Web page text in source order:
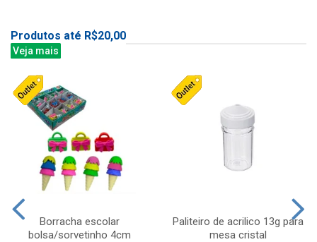
Produtos até R$20,00
Veja mais
Borracha escolar
bolsa/sorvetinho 4cm
Paliteiro de acrilico 13g para
mesa cristal